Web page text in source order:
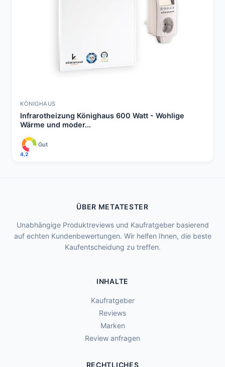
KÖNIGHAUS
Infrarotheizung Könighaus 600 Watt - Wohlige
Wärme und moder...
4,2
Gut
ÜBER METATESTER
Unabhängige Produktreviews und Kaufratgeber basierend
auf echten Kundenbewertungen. Wir helfen Ihnen, die beste
Kaufentscheidung zu treffen.
INHALTE
Kaufratgeber
Reviews
Marken
Review anfragen
RECHTLICHES